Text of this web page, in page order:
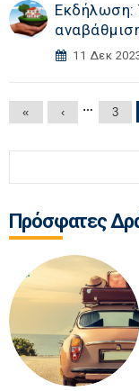
Εκδήλωση:
11 Δεκ
Σελίδες
« ‹ … 3
Πρόσφατες